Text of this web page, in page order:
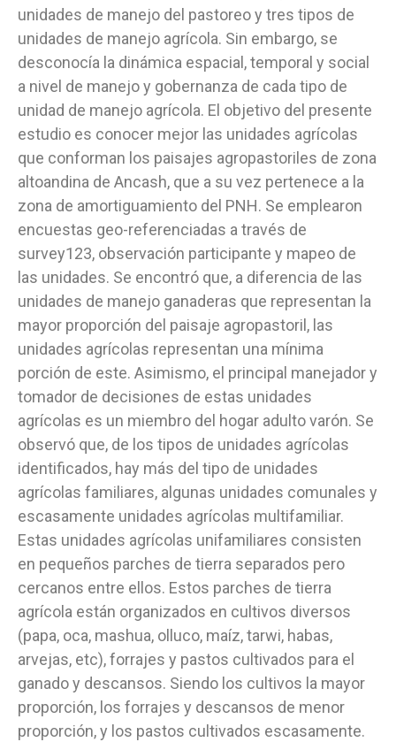
unidades de manejo del pastoreo y tres tipos de
unidades de manejo agrícola. Sin embargo, se
desconocía la dinámica espacial, temporal y social
a nivel de manejo y gobernanza de cada tipo de
unidad de manejo agrícola. El objetivo del presente
estudio es conocer mejor las unidades agrícolas
que conforman los paisajes agropastoriles de zona
altoandina de Ancash, que a su vez pertenece a la
zona de amortiguamiento del PNH. Se emplearon
encuestas geo-referenciadas a través de
survey123, observación participante y mapeo de
las unidades. Se encontró que, a diferencia de las
unidades de manejo ganaderas que representan la
mayor proporción del paisaje agropastoril, las
unidades agrícolas representan una mínima
porción de este. Asimismo, el principal manejador y
tomador de decisiones de estas unidades
agrícolas es un miembro del hogar adulto varón. Se
observó que, de los tipos de unidades agrícolas
identificados, hay más del tipo de unidades
agrícolas familiares, algunas unidades comunales y
escasamente unidades agrícolas multifamiliar.
Estas unidades agrícolas unifamiliares consisten
en pequeños parches de tierra separados pero
cercanos entre ellos. Estos parches de tierra
agrícola están organizados en cultivos diversos
(papa, oca, mashua, olluco, maíz, tarwi, habas,
arvejas, etc), forrajes y pastos cultivados para el
ganado y descansos. Siendo los cultivos la mayor
proporción, los forrajes y descansos de menor
proporción, y los pastos cultivados escasamente.